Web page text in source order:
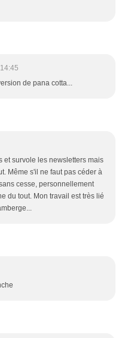
de pana cotta...
et survole les newsletters mais
Même s'il ne faut pas céder à
cesse, personnellement
du tout. Mon travail est très lié